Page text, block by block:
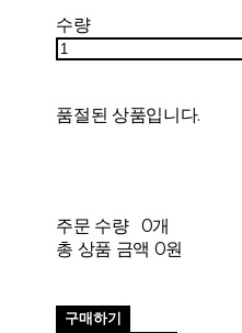
수량
품절된 상품입니다.
주문 수량
0개
총 상품 금액 0원
구매하기